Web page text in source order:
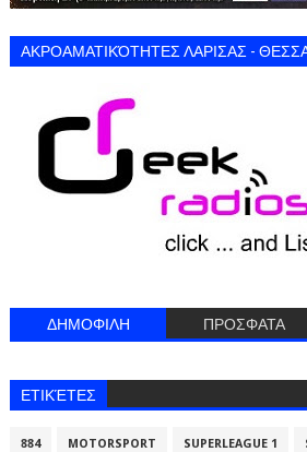
ΑΚΡΟΑΜΑΤΙΚΌΤΗΤΕΣ ΛΑΡΙΣΑΣ -
ΔΗΜΟΦΙΛΗ ΠΡΟΣΦΑΤΑ
ΕΤΙΚΈΤΕΣ
884 MOTORSPORT SUPERLEAGUE 1